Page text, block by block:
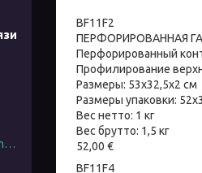
BF11F2
ПЕРФОРИРОВАННАЯ
Перфорированный
Профилирование
Размеры: 53x32,5x2 см
Размеры упаковки:
Вес нетто: 1 кг
Вес брутто: 1,5 кг
52,00 €
BF11F4
https://www.instagram.com/ennova_horeca/